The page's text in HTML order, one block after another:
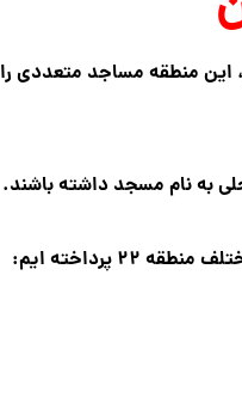
منطقه مساجد متعددی را
به نام مسجد داشته باشند.
ایم: